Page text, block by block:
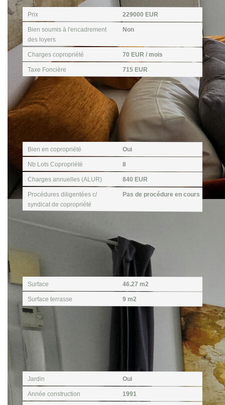
Prix 229000 EUR
Bien soumis à l'encadrement
des loyers
Non
Charges copropriété 70 EUR / mois
Taxe Foncière 715 EUR
Bien en copropriété Oui
Nb Lots Copropriété 8
Charges annuelles (ALUR) 840 EUR
Procédures diligentées c/
syndicat de copropriété
Pas de procédure en cours
Surface 46.27 m2
Surface terrasse 9 m2
Jardin Oui
Année construction 1991